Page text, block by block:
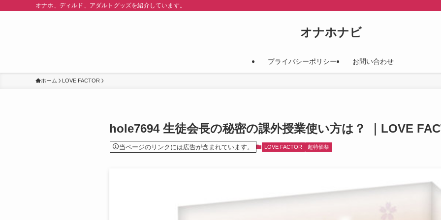
オナホ、ディルド、アダルトグッズを紹介しています。
オナホナビ
プライバシーポリシー お問い合わせ
ホーム LOVE FACTOR
hole7694 生徒会長の秘密の課外授業使い方は？ ｜LOVE
当ページのリンクには広告が含まれています。 LOVE FACTOR 超特価祭